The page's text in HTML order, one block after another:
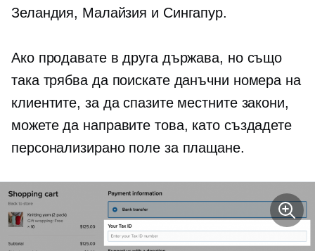
Зеландия, Малайзия и Сингапур.
Ако продавате в друга държава, но също
така трябва да поискате данъчни номера на
клиентите, за да спазите местните закони,
можете да направите това, като създадете
персонализирано поле за плащане.